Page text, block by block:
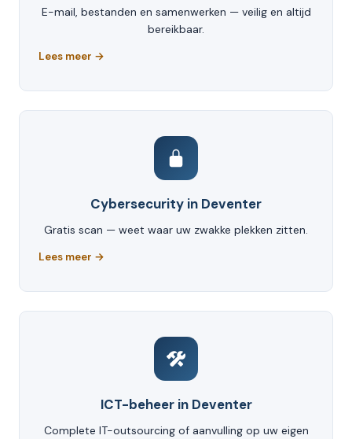
E-mail, bestanden en samenwerken — veilig en altijd
bereikbaar.
Lees meer →
Cybersecurity in Deventer
Gratis scan — weet waar uw zwakke plekken zitten.
Lees meer →
ICT-beheer in Deventer
Complete IT-outsourcing of aanvulling op uw eigen